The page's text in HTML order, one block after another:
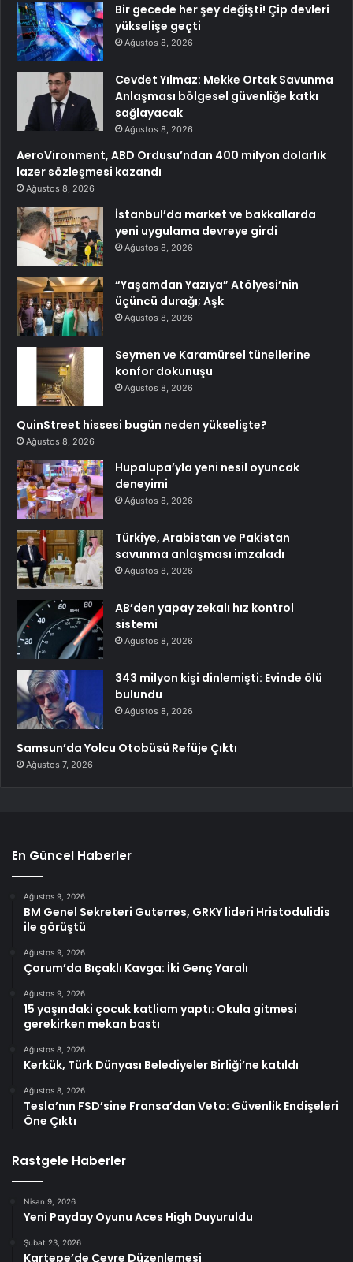
Bir gecede her şey değişti! Çip devleri
yükselişe geçti
Ağustos 8, 2026
Cevdet Yılmaz: Mekke Ortak Savunma
Anlaşması bölgesel güvenliğe katkı
sağlayacak
Ağustos 8, 2026
AeroVironment, ABD Ordusu’ndan 400 milyon dolarlık
lazer sözleşmesi kazandı
Ağustos 8, 2026
İstanbul’da market ve bakkallarda
yeni uygulama devreye girdi
Ağustos 8, 2026
“Yaşamdan Yazıya” Atölyesi’nin
üçüncü durağı; Aşk
Ağustos 8, 2026
Seymen ve Karamürsel tünellerine
konfor dokunuşu
Ağustos 8, 2026
QuinStreet hissesi bugün neden yükselişte?
Ağustos 8, 2026
Hupalupa’yla yeni nesil oyuncak
deneyimi
Ağustos 8, 2026
Türkiye, Arabistan ve Pakistan
savunma anlaşması imzaladı
Ağustos 8, 2026
AB’den yapay zekalı hız kontrol
sistemi
Ağustos 8, 2026
343 milyon kişi dinlemişti: Evinde ölü
bulundu
Ağustos 8, 2026
Samsun’da Yolcu Otobüsü Refüje Çıktı
Ağustos 7, 2026
En Güncel Haberler
Ağustos 9, 2026
BM Genel Sekreteri Guterres, GRKY lideri Hristodulidis
ile görüştü
Ağustos 9, 2026
Çorum’da Bıçaklı Kavga: İki Genç Yaralı
Ağustos 9, 2026
15 yaşındaki çocuk katliam yaptı: Okula gitmesi
gerekirken mekan bastı
Ağustos 8, 2026
Kerkük, Türk Dünyası Belediyeler Birliği’ne katıldı
Ağustos 8, 2026
Tesla’nın FSD’sine Fransa’dan Veto: Güvenlik Endişeleri
Öne Çıktı
Rastgele Haberler
Nisan 9, 2026
Yeni Payday Oyunu Aces High Duyuruldu
Şubat 23, 2026
Kartepe’de Çevre Düzenlemesi